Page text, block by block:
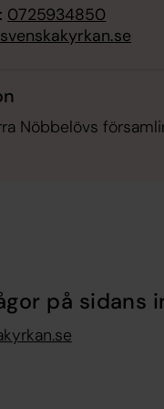
0725934850
Nöbbelövs
på sidans